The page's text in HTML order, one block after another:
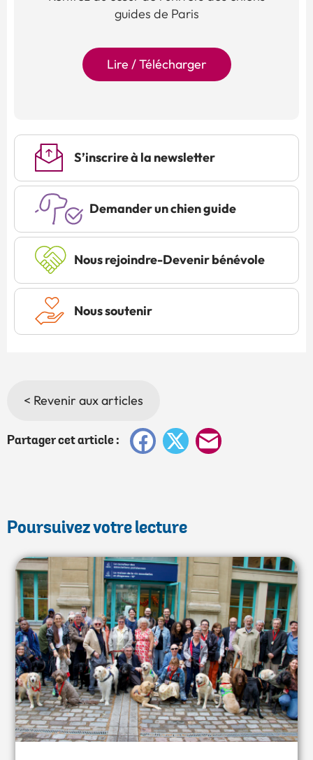
guides de Paris
Lire / Télécharger
S’inscrire à la newsletter
Demander un chien guide
Nous rejoindre-Devenir bénévole
Nous soutenir
< Revenir aux articles
Partager cet article : Facebook
X
Poursuivez votre lecture